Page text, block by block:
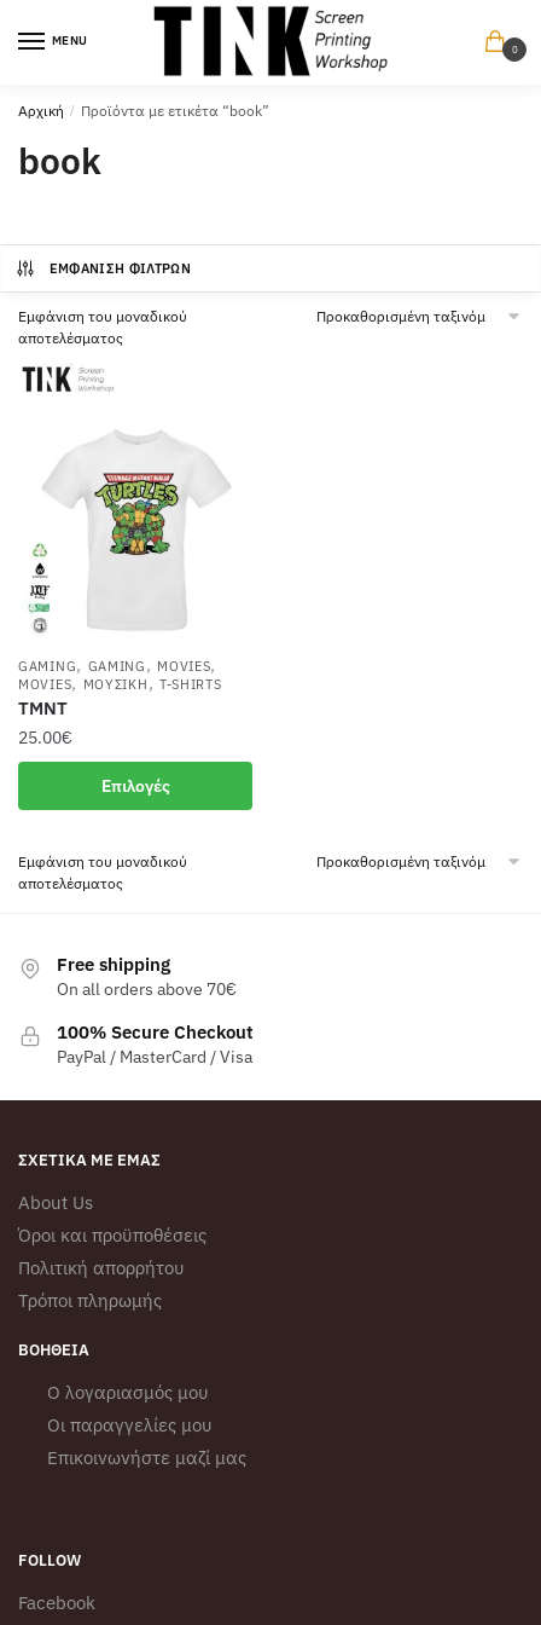
στην
στο
MENU
0
Αρχική / Προϊόντα με ετικέτα “book”
book
ΕΜΦΆΝΙΣΗ ΦΊΛΤΡΩΝ
Εμφάνιση του μοναδικού
αποτελέσματος
GAMING, GAMING , MOVIES,
MOVIES, ΜΟΥΣΙΚΉ , T-SHIRTS
TMNT
25.00€
Επιλογές
το
έχει
πολλαπλές
επιλογές
να
επιλεγούν
στη
του
Εμφάνιση του μοναδικού
αποτελέσματος
Free shipping
On all orders above 70€
100% Secure Checkout
PayPal / MasterCard / Visa
ΣΧΕΤΙΚΆ ΜΕ ΕΜΆΣ
About Us
Όροι και προϋποθέσεις
Πολιτική απορρήτου
Τρόποι πληρωμής
ΒΟΉΘΕΙΑ
Ο λογαριασμός μου
Οι παραγγελίες μου
Επικοινωνήστε μαζί μας
FOLLOW
Facebook